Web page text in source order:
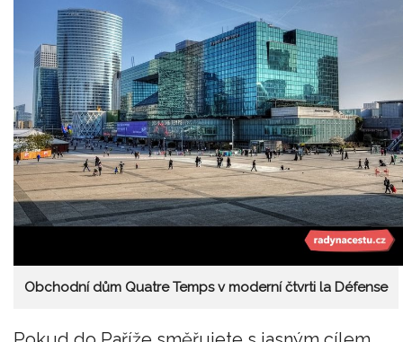
Obchodní dům Quatre Temps v moderní čtvrti la Défense